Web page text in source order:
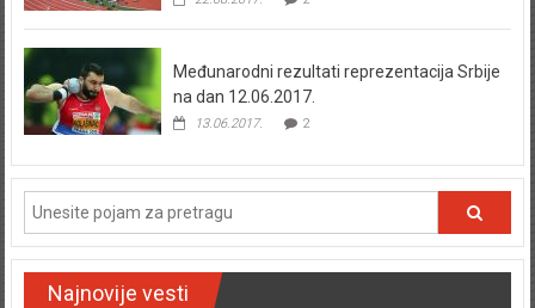
Međunarodni rezultati reprezentacija Srbije
na dan 12.06.2017.
13.06.2017. 2
Najnovije vesti